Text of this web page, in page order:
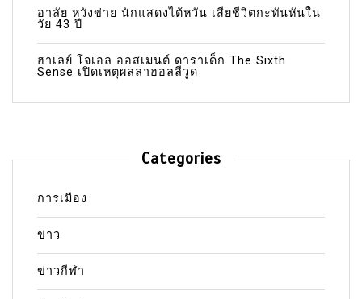
อาลัย หวังข่าย นักแสดงไต้หวัน เสียชีวิตกะทันหันใน
วัย 43 ปี
ฮาเลย์ โจเอล ออสเมนต์ ดาราเด็ก The Sixth
Sense เปิดเหตุผลลาฮอลลีวูด
Categories
การเมือง
ข่าว
ข่าวกีฬา